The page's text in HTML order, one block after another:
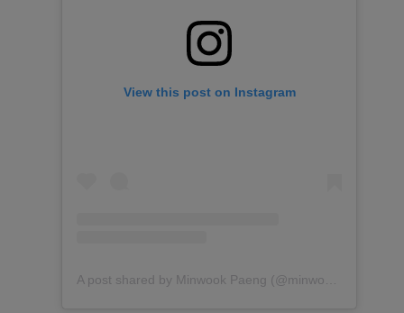
View this post on Instagram